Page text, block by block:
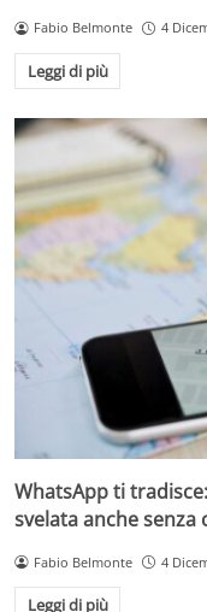
Fabio Belmonte 4
Leggi di più
WhatsApp ti
svelata anche senza
Fabio Belmonte 4
Leggi di più